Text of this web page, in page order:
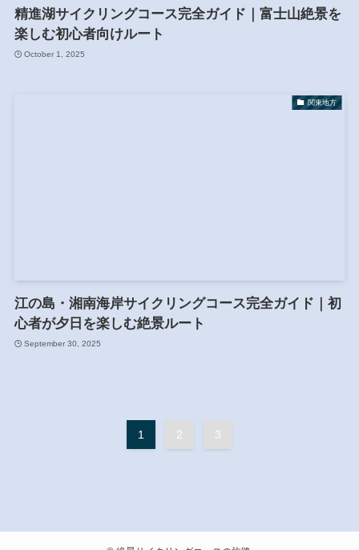
精進湖サイクリングコース完全ガイド｜富士山絶景を
楽しむ初心者向けルート
October 1, 2025
関東地方
江の島・湘南海岸サイクリングコース完全ガイド｜初
心者が夕日を楽しむ絶景ルート
September 30, 2025
1 2 3